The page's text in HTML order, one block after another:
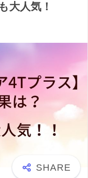
大人気！